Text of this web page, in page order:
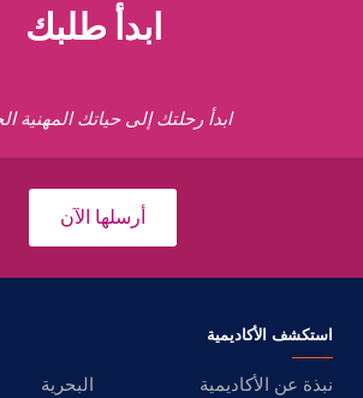
ابدأ طلبك
ابدأ رحلتك إلى حياتك المهنية
أرسلها الآن
استكشف الأكاديمية
نبذة عن الأكاديمية
البحرية